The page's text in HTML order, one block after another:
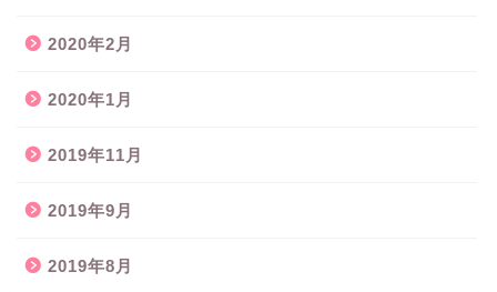
2020年2月
2020年1月
2019年11月
2019年9月
2019年8月